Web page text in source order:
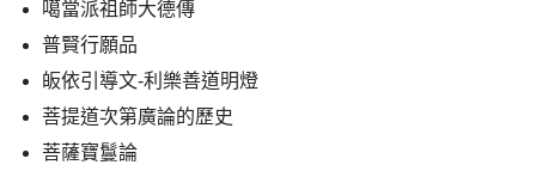
噶當派祖師大德傳
普賢行願品
皈依引導文-利樂善道明燈
菩提道次第廣論的歷史
菩薩寶鬘論